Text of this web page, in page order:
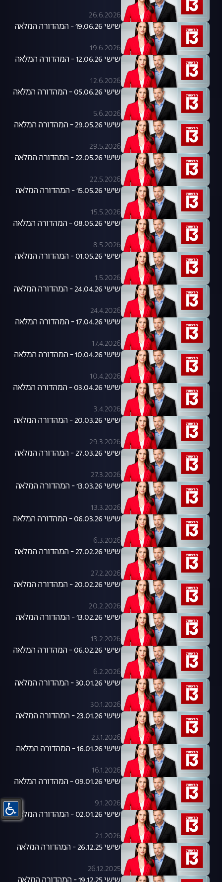
26.6.2026
שישי 19.06.26 - המהדורה המלאה
19.6.2026
שישי 12.06.26 - המהדורה המלאה
12.6.2026
שישי 05.06.26 - המהדורה המלאה
5.6.2026
שישי 29.05.26 - המהדורה המלאה
29.5.2026
שישי 22.05.26 - המהדורה המלאה
22.5.2026
שישי 15.05.26 - המהדורה המלאה
15.5.2026
שישי 08.05.26 - המהדורה המלאה
8.5.2026
שישי 01.05.26 - המהדורה המלאה
1.5.2026
שישי 24.04.26 - המהדורה המלאה
24.4.2026
שישי 17.04.26 - המהדורה המלאה
17.4.2026
שישי 10.04.26 - המהדורה המלאה
10.4.2026
שישי 03.04.26 - המהדורה המלאה
3.4.2026
שישי 20.03.26 - המהדורה המלאה
29.3.2026
שישי 27.03.26 - המהדורה המלאה
27.3.2026
שישי 13.03.26 - המהדורה המלאה
13.3.2026
שישי 06.03.26 - המהדורה המלאה
6.3.2026
שישי 27.02.26 - המהדורה המלאה
27.2.2026
שישי 20.02.26 - המהדורה המלאה
20.2.2026
שישי 13.02.26 - המהדורה המלאה
13.2.2026
שישי 06.02.26 - המהדורה המלאה
6.2.2026
שישי 30.01.26 - המהדורה המלאה
30.1.2026
שישי 23.01.26 - המהדורה המלאה
23.1.2026
שישי 16.01.26 - המהדורה המלאה
16.1.2026
שישי 09.01.26 - המהדורה המלאה
9.1.2026
שישי 02.01.26 - המהדורה המלאה
2.1.2026
שישי 26.12.25 - המהדורה המלאה
26.12.2025